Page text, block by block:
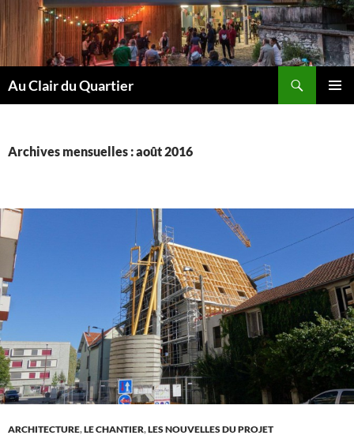
au
contenu
Au Clair du Quartier
Archives mensuelles : août 2016
ARCHITECTURE,LE CHANTIER,LES NOUVELLES DU PROJET